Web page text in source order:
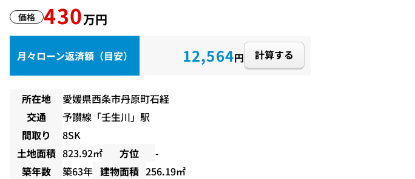
価格 430万円
月々ローン返済額（目安） 12,564円 計算する
所在地
愛媛県西条市丹原町石経
交通
予讃線 「壬生川 」駅
間取り
8SK
土地面積 823.92㎡ 方位
-
築年数
築63年 建物面積 256.19㎡